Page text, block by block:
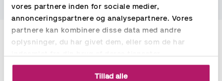
vores partnere inden for sociale medier,
annonceringspartnere og analysepartnere. Vores
partnere kan kombinere disse data med andre
oplysninger, du har givet dem, eller som de har
indsamlet fra din brug af deres tjenester.
Tillad alle
Del